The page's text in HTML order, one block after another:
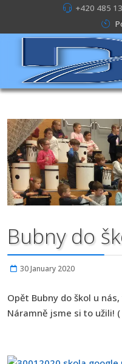
+420 485
Bubny do
30 January 2020
Opět Bubny do škol u
Náramně jsme si to užili!